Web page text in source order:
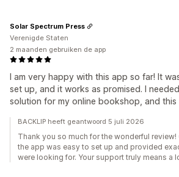
I am very happy with this app so far! It
set up, and it works as promised. I
solution for my online bookshop, and
Solar Spectrum Press
Verenigde Staten
2 maanden gebruiken de app
BACKLIP heeft geantwoord 5 juli 2026
Thank you so much for the wonderful
the app was easy to set up and provided
were looking for. Your support truly means a